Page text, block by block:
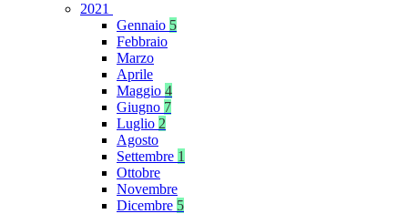
2021
Gennaio 5
Febbraio
Marzo
Aprile
Maggio 4
Giugno 7
Luglio 2
Agosto
Settembre 1
Ottobre
Novembre
Dicembre 5